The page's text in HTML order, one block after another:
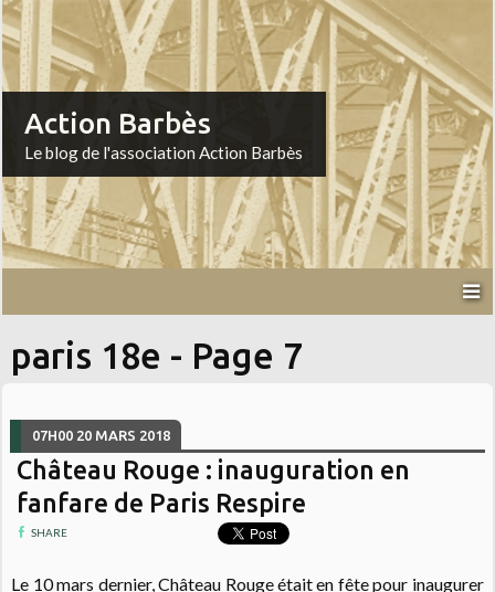
Action Barbès
Le blog de l'association Action Barbès
paris 18e - Page 7
07H00 20 MARS 2018
Château Rouge : inauguration en
fanfare de Paris Respire
SHARE
Le 10 mars dernier, Château Rouge était en fête pour inaugurer